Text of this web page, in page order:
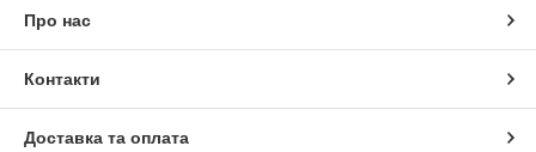
Про нас
Контакти
Доставка та оплата